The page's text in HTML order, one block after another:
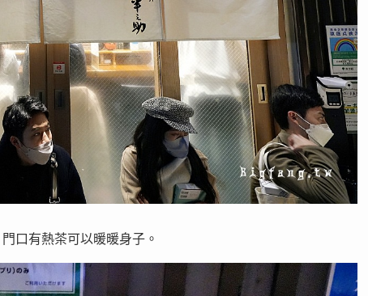
口有熱茶可以暖暖身子。